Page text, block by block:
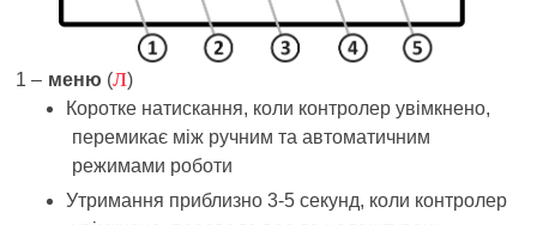
меню (л)
Коротке натискання, коли контролер увімкнено,
перемикає між ручним та автоматичним
режимами роботи
Утримання приблизно 3-5 секунд, коли контролер